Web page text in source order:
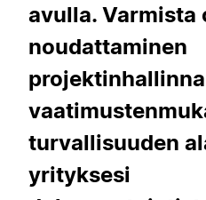
avulla. Varmista
noudattaminen
turvallisuuden
yrityksesi